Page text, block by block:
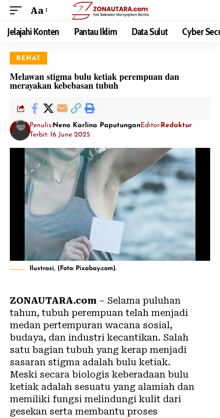
Aa
Jelajahi Konten Pantau Iklim Data Sulut Cyber
REHAT
Melawan stigma bulu ketiak perempuan dan
merayakan kebebasan tubuh
Penulis:Neno Karlina PaputunganEditor:Redaktur
Terbit: 16 June 2025
Ilustrasi, (Foto: Pixabay.com).
ZONAUTARA.com – Selama puluhan
tahun, tubuh perempuan telah menjadi
medan pertempuran wacana sosial,
budaya, dan industri kecantikan. Salah
satu bagian tubuh yang kerap menjadi
sasaran stigma adalah bulu ketiak.
Meski secara biologis keberadaan bulu
ketiak adalah sesuatu yang alamiah dan
memiliki fungsi melindungi kulit dari
gesekan serta membantu proses